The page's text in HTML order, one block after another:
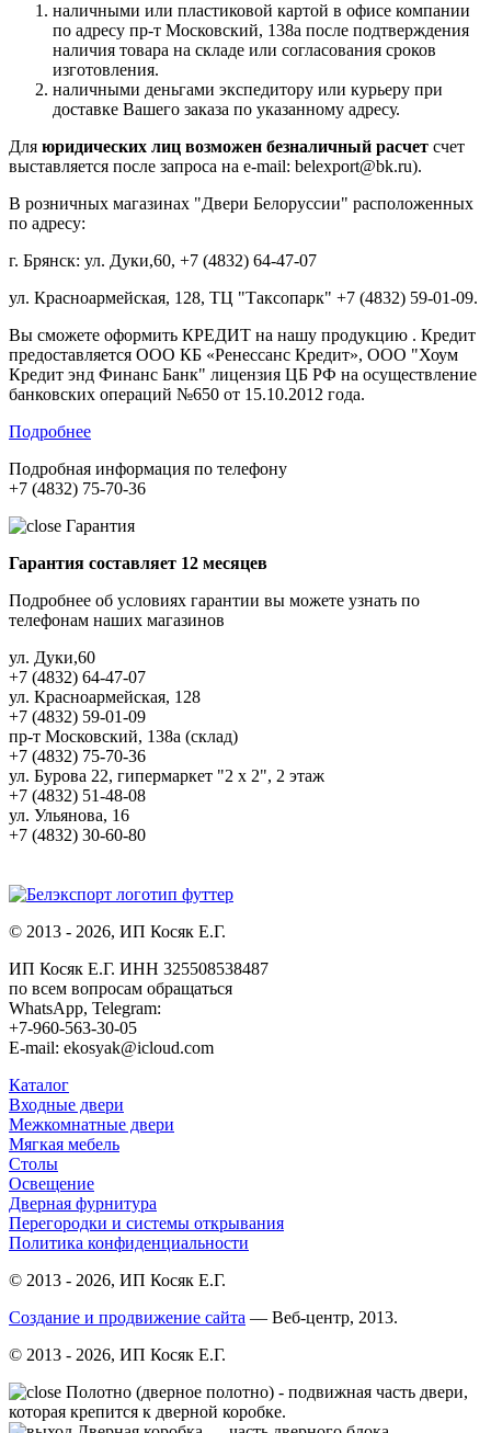
наличными или пластиковой картой в офисе компании
по адресу пр-т Московский, 138а после подтверждения
наличия товара на складе или согласования сроков
изготовления.
наличными деньгами экспедитору или курьеру при
доставке Вашего заказа по указанному адресу.
Для юридических лиц возможен безналичный расчет счет
выставляется после запроса на e-mail: belexport@bk.ru).
В розничных магазинах "Двери Белоруссии" расположенных
по адресу:
г. Брянск: ул. Дуки,60, +7 (4832) 64-47-07
ул. Красноармейская, 128, ТЦ "Таксопарк" +7 (4832) 59-01-09.
Вы сможете оформить КРЕДИТ на нашу продукцию . Кредит
предоставляется ООО КБ «Ренессанс Кредит», ООО "Хоум
Кредит энд Финанс Банк" лицензия ЦБ РФ на осуществление
банковских операций №650 от 15.10.2012 года.
Подробнее
Подробная информация по телефону
+7 (4832) 75-70-36
Гарантия
Гарантия составляет 12 месяцев
Подробнее об условиях гарантии вы можете узнать по
телефонам наших магазинов
ул. Дуки,60
+7 (4832) 64-47-07
ул. Красноармейская, 128
+7 (4832) 59-01-09
пр-т Московский, 138а (склад)
+7 (4832) 75-70-36
ул. Бурова 22, гипермаркет "2 х 2", 2 этаж
+7 (4832) 51-48-08
ул. Ульянова, 16
+7 (4832) 30-60-80
© 2013 - 2026, ИП Косяк Е.Г.
ИП Косяк Е.Г. ИНН 325508538487
по всем вопросам обращаться
WhatsApp, Telegram:
+7-960-563-30-05
E-mail: ekosyak@icloud.com
Каталог
Входные двери
Межкомнатные двери
Мягкая мебель
Столы
Освещение
Дверная фурнитура
Перегородки и системы открывания
Политика конфиденциальности
© 2013 - 2026, ИП Косяк Е.Г.
Создание и продвижение сайта — Веб-центр, 2013.
© 2013 - 2026, ИП Косяк Е.Г.
Полотно (дверное полотно) - подвижная часть двери,
которая крепится к дверной коробке.